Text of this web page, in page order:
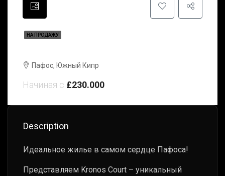
НА ПРОДАЖУ
Пафос, Южный Кипр
Начиная с £230.000
Description
Идеальное жилье в самом сердце Пафоса!
Представляем Kronos Court – уникальный